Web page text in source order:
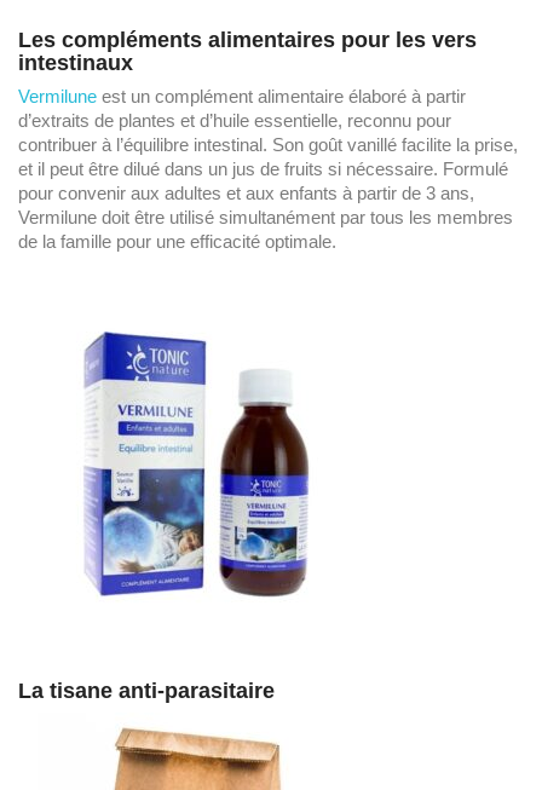
Les compléments alimentaires pour les vers
intestinaux
Vermilune est un complément alimentaire élaboré à partir
d’extraits de plantes et d’huile essentielle, reconnu pour
contribuer à l’équilibre intestinal. Son goût vanillé facilite la prise,
et il peut être dilué dans un jus de fruits si nécessaire. Formulé
pour convenir aux adultes et aux enfants à partir de 3 ans,
Vermilune doit être utilisé simultanément par tous les membres
de la famille pour une efficacité optimale.
La tisane anti-parasitaire